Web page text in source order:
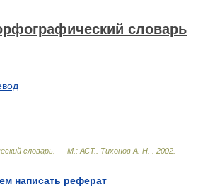
словарь
словарь. — М.: АСТ. Тихонов А. Н. 2002
написать реферат